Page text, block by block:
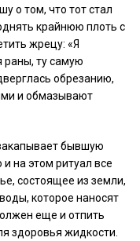
о том, что тот стал
крайнюю плоть с
жрецу: «Я
раны, ту самую
обрезанию,
и обмазывают
бывшую
и на этом ритуал все
состоящее из земли,
которое наносят
еще и отпить
здоровья жидкости.